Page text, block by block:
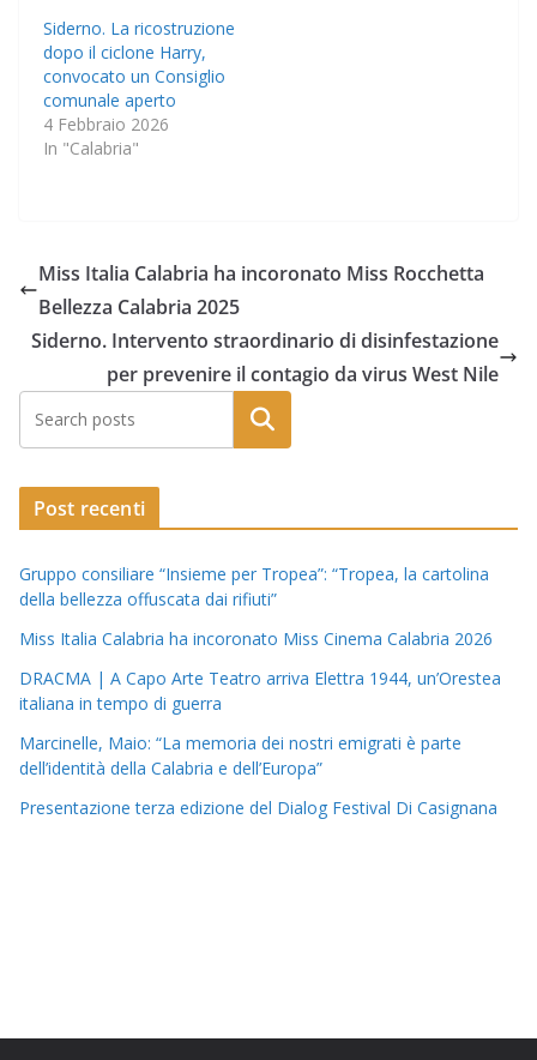
Siderno. La ricostruzione
dopo il ciclone Harry,
convocato un Consiglio
comunale aperto
4 Febbraio 2026
In "Calabria"
Miss Italia Calabria ha incoronato Miss Rocchetta
Bellezza Calabria 2025
Siderno. Intervento straordinario di disinfestazione
per prevenire il contagio da virus West Nile
Post recenti
Gruppo consiliare “Insieme per Tropea”: “Tropea, la cartolina
della bellezza offuscata dai rifiuti”
Miss Italia Calabria ha incoronato Miss Cinema Calabria 2026
DRACMA | A Capo Arte Teatro arriva Elettra 1944, un’Orestea
italiana in tempo di guerra
Marcinelle, Maio: “La memoria dei nostri emigrati è parte
dell’identità della Calabria e dell’Europa”
Presentazione terza edizione del Dialog Festival Di Casignana